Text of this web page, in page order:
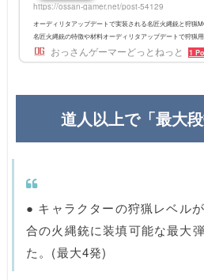
https://ossan-gamer.net/post-54129
オーディリタアップデートで実装される名匠火縄銃と狩猟
名匠火縄銃の特徴や材料オーディリタアップデートで狩猟
火縄銃は、狩猟職人 Lv.10以上から使用できます。- 名匠火
速度、耐久度が優れます。- 4段階道具工房で、 職人火縄銃
おっさんゲーマーどっとねっと 1
道人以上で「最大
● キャラクターの狩猟レベル
合の火縄銃に装填可能な最大
た。(最大4発)